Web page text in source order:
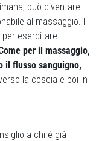
può diventare
al massaggio. Il
esercitare
per il massaggio,
il flusso sanguigno,
la coscia e poi in
a chi è già